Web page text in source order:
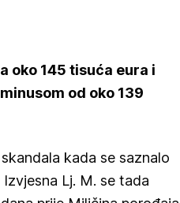
oko 145 tisuća eura i
od oko 139
kada se saznalo
Lj. M. se tada